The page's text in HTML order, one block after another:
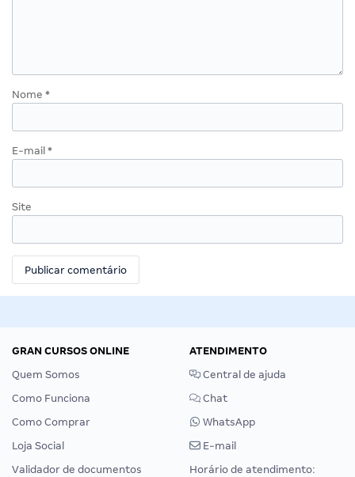
Nome *
E-mail *
Site
GRAN CURSOS ONLINE
Quem Somos
Como Funciona
Como Comprar
Loja Social
Validador de documentos
ATENDIMENTO
Central de ajuda
Chat
WhatsApp
E-mail
Horário de atendimento: